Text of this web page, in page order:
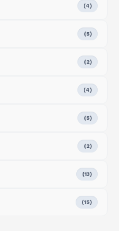
(4)
(5)
(2)
(4)
(5)
(2)
(13)
(15)